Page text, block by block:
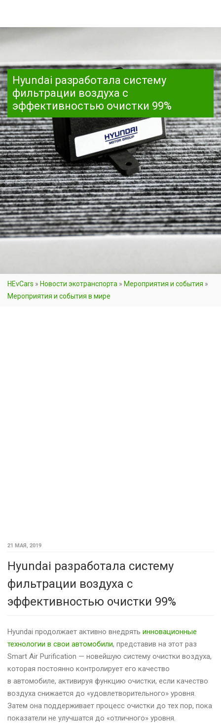
Hyundai разработала систему
фильтрации воздуха с
эффективностью очистки 99%
HEvCars » Новости экотранспорта » Мероприятия и события »
Мероприятия и события в мире
21 МАЯ, 2019
Hyundai разработала систему
фильтрации воздуха с
эффективностью очистки 99%
Hyundai продолжает активно внедрять инновационные
технологии в свои автомобили, представив на этот раз
Smart Air Purification — новейшую систему очистки воздуха,
которая постоянно контролирует его качество
в автомобиле, активируя функцию очистки, если качество
воздуха снижается до «удовлетворительного» уровня.
Затем она поддерживает процесс очистки до тех пор, пока
показатели не улучшатся до «отличного» уровня.